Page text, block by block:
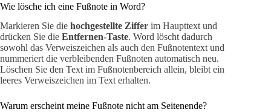
Wie lösche ich eine Fußnote in Word?
Markieren Sie die hochgestellte Ziffer im Haupttext und
drücken Sie die Entfernen-Taste. Word löscht dadurch
sowohl das Verweiszeichen als auch den Fußnotentext und
nummeriert die verbleibenden Fußnoten automatisch neu.
Löschen Sie den Text im Fußnotenbereich allein, bleibt ein
leeres Verweiszeichen im Text erhalten.
Warum erscheint meine Fußnote nicht am Seitenende?